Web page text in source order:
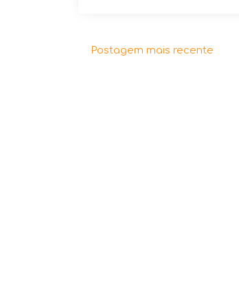
Postagem mais recente